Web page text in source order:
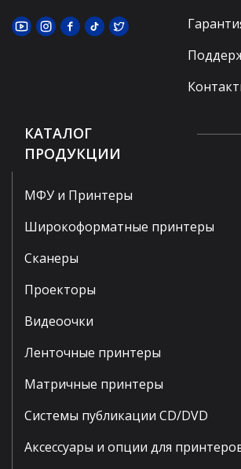
КАТАЛОГ
ПРОДУКЦИИ
МФУ и Принтеры
Широкоформатные принтеры
Сканеры
Проекторы
Видеоочки
Ленточные принтеры
Матричные принтеры
Системы публикации CD/DVD
Аксессуары и опции для